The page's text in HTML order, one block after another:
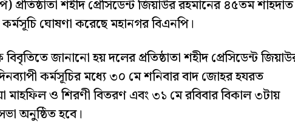
প্রতিষ্ঠাতা শহীদ প্রেসিডেন্ট জিয়াউর রহমানের ৪৫তম শাহদাত
ঘোষণা করেছে মহানগর বিএনপি।
জানানো হয় দলের প্রতিষ্ঠাতা শহীদ প্রেসিডেন্ট
কর্মসূচির মধ্যে ৩০ মে শনিবার বাদ জোহর হযরত
ও শিরণী বিতরণ এবং ৩১ মে রবিবার বিকাল ৩টায়
অনুষ্ঠিত হবে।